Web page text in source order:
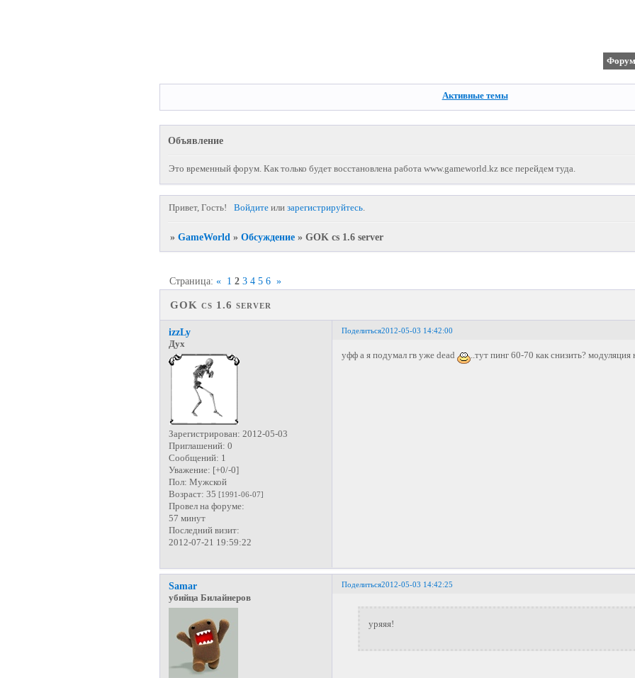
Форум
Активные темы
Объявление
Это временный форум. Как только будет восстановлена работа www.gameworld.kz все перейдем туда.
Привет, Гость! Войдитеили зарегистрируйтесь.
» GameWorld » Обсуждение » GOK cs 1.6 server
GOK cs 1.6 server
Страница: « 1 2 3 4 5 6 »
Поделиться2012-05-03 14:42:00
izzLy
Дух
Зарегистрирован: 2012-05-03
Приглашений: 0
Сообщений: 1
Уважение: [+0/-0]
Пол: Мужской
Возраст: 35[1991-06-07]
Провел на форуме:
57 минут
Последний визит:
2012-07-21 19:59:22
уфф а я подумал гв уже dead ..тут пинг 60-70 как снизить? модуляция
Поделиться2012-05-03 14:42:25
Samar
убийца Билайнеров
уряяя!